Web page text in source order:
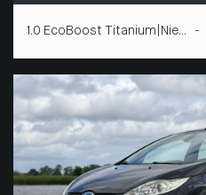
1.0 EcoBoost Titanium|Nie...